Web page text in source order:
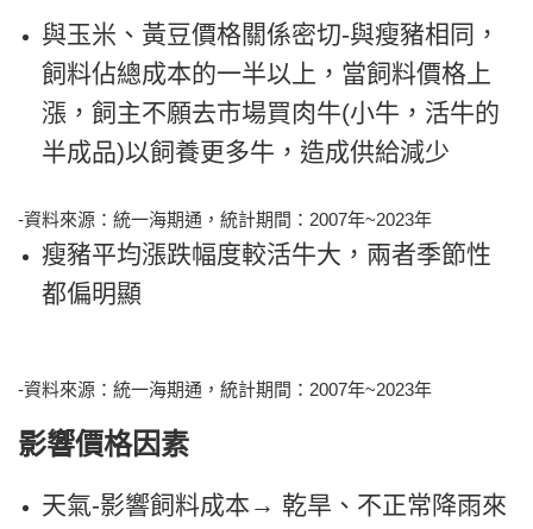
與玉米、黃豆價格關係密切-與瘦豬相同，
飼料佔總成本的一半以上，當飼料價格上
漲，飼主不願去市場買肉牛(小牛，活牛的
半成品)以飼養更多牛，造成供給減少
-資料來源：統一海期通，統計期間：2007年~2023年
瘦豬平均漲跌幅度較活牛大，兩者季節性
都偏明顯
-資料來源：統一海期通，統計期間：2007年~2023年
影響價格因素
天氣-影響飼料成本 → 乾旱、不正常降雨來